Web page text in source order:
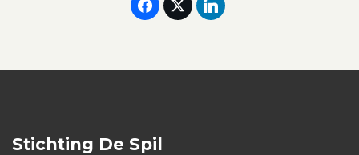
Stichting De Spil